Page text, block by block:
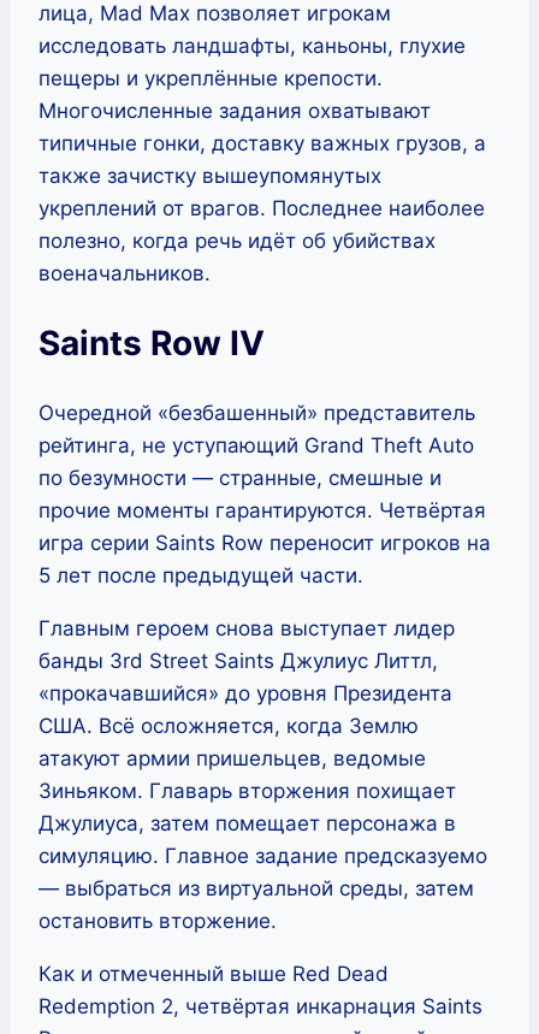
лица, Mad Max позволяет игрокам
исследовать ландшафты, каньоны, глухие
пещеры и укреплённые крепости.
Многочисленные задания охватывают
типичные гонки, доставку важных грузов, а
также зачистку вышеупомянутых
укреплений от врагов. Последнее наиболее
полезно, когда речь идёт об убийствах
военачальников.
Saints Row IV
Очередной «безбашенный» представитель
рейтинга, не уступающий Grand Theft Auto
по безумности — странные, смешные и
прочие моменты гарантируются. Четвёртая
игра серии Saints Row переносит игроков на
5 лет после предыдущей части.
Главным героем снова выступает лидер
банды 3rd Street Saints Джулиус Литтл,
«прокачавшийся» до уровня Президента
США. Всё осложняется, когда Землю
атакуют армии пришельцев, ведомые
Зиньяком. Главарь вторжения похищает
Джулиуса, затем помещает персонажа в
симуляцию. Главное задание предсказуемо
— выбраться из виртуальной среды, затем
остановить вторжение.
Как и отмеченный выше Red Dead
Redemption 2, четвёртая инкарнация Saints